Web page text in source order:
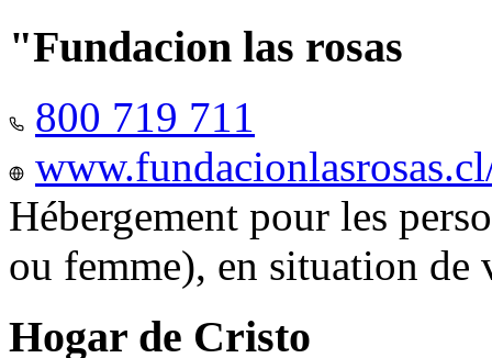
"Fundacion las rosas
800 719 711
Hébergement pour les
ou femme), en situation
Hogar de Cristo